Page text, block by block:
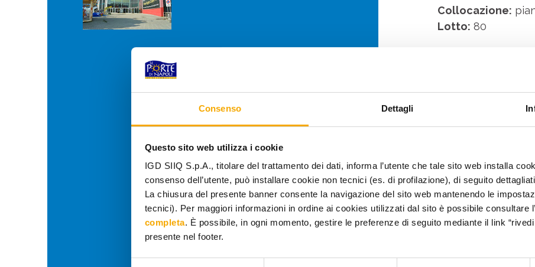
Consenso Dettagli
Questo sito web utilizza i cookie
IGD SIIQ S.p.A., titolare del trattamento dei dati, informa l’utente che tale sito web installa
consenso dell’utente, può installare cookie non tecnici (es. di profilazione), di seguito
La chiusura del presente banner consente la navigazione del sito web mantenendo le
tecnici). Per maggiori informazioni in ordine ai cookies utilizzati dal sito è possibile consultare l’
completa. È possibile, in ogni momento, gestire le preferenze di seguito mediante il link
presente nel footer.
Collocazione:
Lotto: 80